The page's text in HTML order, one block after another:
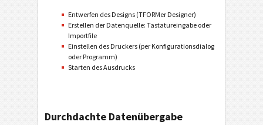
Entwerfen des Designs (TFORMer Designer)
Erstellen der Datenquelle: Tastatureingabe oder
Importfile
Einstellen des Druckers (per Konfigurationsdialog
oder Programm)
Starten des Ausdrucks
Durchdachte Datenübergabe